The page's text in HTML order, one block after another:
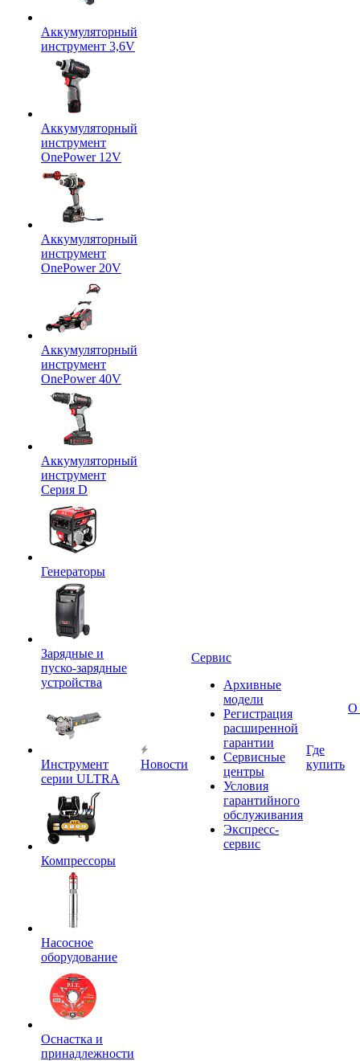
Аккумуляторный
инструмент 3,6V
Аккумуляторный
инструмент
OnePower 12V
Аккумуляторный
инструмент
OnePower 20V
Аккумуляторный
инструмент
OnePower 40V
Аккумуляторный
инструмент
Серия D
Генераторы
Зарядные и
пуско-зарядные
устройства
Инструмент
серии ULTRA
Компрессоры
Насосное
оборудование
Оснастка и
принадлежности
Новости
Сервис
Архивные
модели
Регистрация
расширенной
гарантии
Сервисные
центры
Условия
гарантийного
обслуживания
Экспресс-
сервис
Где
купить
О